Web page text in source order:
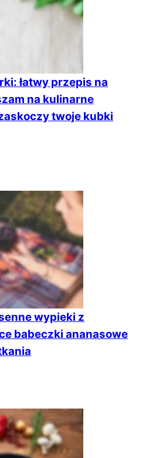
łatwy przepis na
na kulinarne
twoje kubki
wypieki z
babeczki ananasowe